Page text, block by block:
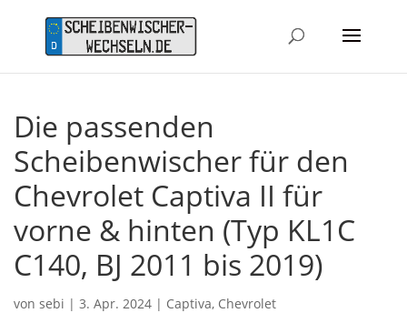
Die passenden
Scheibenwischer für den
Chevrolet Captiva II für
vorne & hinten (Typ KL1C
C140, BJ 2011 bis 2019)
von sebi | 3. Apr. 2024 | Captiva, Chevrolet